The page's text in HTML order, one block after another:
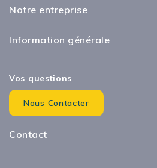
Notre entreprise
Information générale
Vos questions
Nous Contacter
Contact